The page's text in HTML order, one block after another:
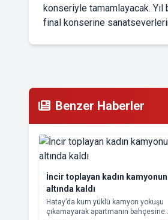
konseriyle tamamlayacak.
final konserine
Benzer Haberler
İncir toplayan kadın kamyonun
altında kaldı
Hatay’da kum yüklü kamyon yokuşu
çıkamayarak apartmanın bahçesine